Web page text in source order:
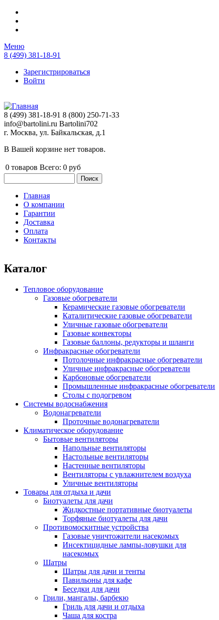
Перейти к основному содержанию
Меню
8 (499) 381-18-91
Зарегистрироваться
Войти
8 (499) 381-18-91 8 (800) 250-71-33
info@bartolini.ru Bartolini702
г. Москва, ул. Байкальская, д.1
В Вашей корзине нет товаров.
0 товаров Всего: 0 руб
Главное меню
Главная
О компании
Гарантии
Доставка
Оплата
Контакты
Каталог
Тепловое оборудование
Газовые обогреватели
Керамические газовые обогреватели
Каталитические газовые обогреватели
Уличные газовые обогреватели
Газовые конвекторы
Газовые баллоны, редукторы и шланги
Инфракрасные обогреватели
Потолочные инфракрасные обогреватели
Уличные инфракрасные обогреватели
Карбоновые обогреватели
Промышленные инфракрасные обогреватели
Столы с подогревом
Системы водоснабжения
Водонагреватели
Проточные водонагреватели
Климатическое оборудование
Бытовые вентиляторы
Напольные вентиляторы
Настольные вентиляторы
Настенные вентиляторы
Вентиляторы с увлажнителем воздуха
Уличные вентиляторы
Товары для отдыха и дачи
Биотуалеты для дачи
Жидкостные портативные биотуалеты
Торфяные биотуалеты для дачи
Противомоскитные устройства
Газовые уничтожители насекомых
Инсектицидные лампы-ловушки для
насекомых
Шатры
Шатры для дачи и тенты
Павильоны для кафе
Беседки для дачи
Грили, мангалы, барбекю
Гриль для дачи и отдыха
Чаша для костра